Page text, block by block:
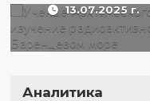
13.07.2025 г.
Аналитика